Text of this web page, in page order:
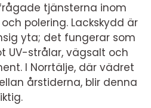
tjänsterna inom
polering. Lackskydd är
yta; det fungerar som
UV-strålar, vägsalt och
I Norrtälje, där vädret
årstiderna, blir denna